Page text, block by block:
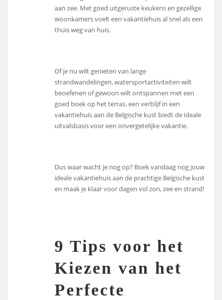
aan zee. Met goed uitgeruste keukens en gezellige
woonkamers voelt een vakantiehuis al snel als een
thuis weg van huis.
Of je nu wilt genieten van lange
strandwandelingen, watersportactiviteiten wilt
beoefenen of gewoon wilt ontspannen met een
goed boek op het terras, een verblijf in een
vakantiehuis aan de Belgische kust biedt de ideale
uitvalsbasis voor een onvergetelijke vakantie.
Dus waar wacht je nog op? Boek vandaag nog jouw
ideale vakantiehuis aan de prachtige Belgische kust
en maak je klaar voor dagen vol zon, zee en strand!
9 Tips voor het
Kiezen van het
Perfecte